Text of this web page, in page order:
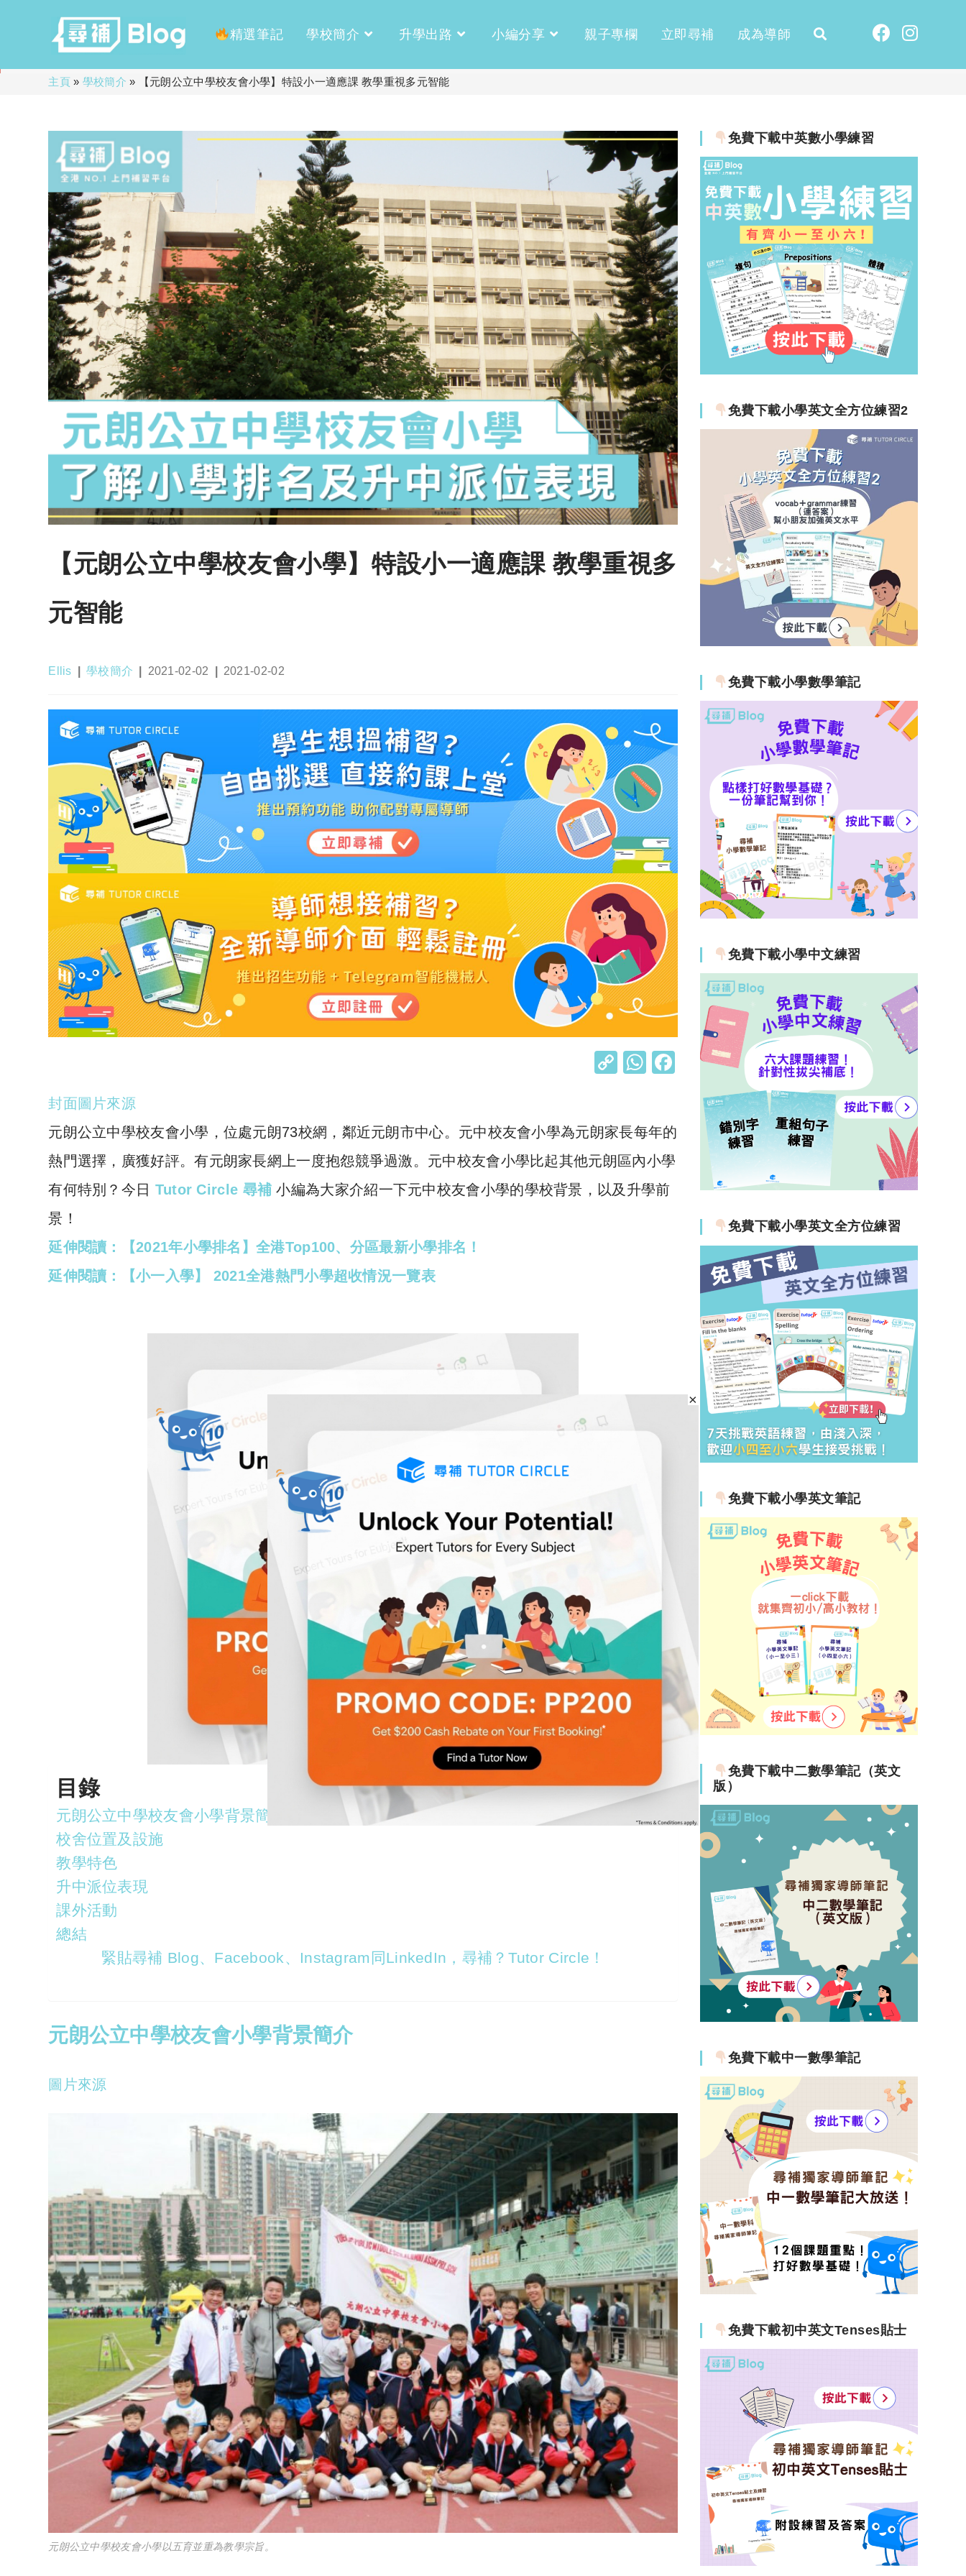
精選筆記 學校簡介 升學出路 小編分享 親子專欄 立即尋補 成為導師
主頁» 學校簡介 » 【元朗公立中學校友會小學】特設小一適應課 教學重視多元智能
【元朗公立中學校友會小學】特設小一適應課 教學重視多
元智能
Post
Ellis
Post
學校簡介
Post
2021-02-02
Post
2021-02-02
C
y
Li
n
k
W
s
A
p
p
封面圖片來源
元朗公立中學校友會小學，位處元朗73校網，鄰近元朗市中心。元中校友會小學為元朗家長每年的
熱門選擇，廣獲好評。有元朗家長網上一度抱怨競爭過激。元中校友會小學比起其他元朗區內小學
有何特別？今日 Tutor Circle 尋補 小編為大家介紹一下元中校友會小學的學校背景，以及升學前
景！
延伸閱讀：【2021年小學排名】全港Top100、分區最新小學排名！
延伸閱讀：【小一入學】 2021全港熱門小學超收情況一覽表
目錄
元朗公立中學校友會小學背景簡介
校舍位置及設施
教學特色
升中派位表現
課外活動
總結
緊貼尋補 Blog、Facebook、Instagram同LinkedIn，尋補？Tutor Circle！
元朗公立中學校友會小學背景簡介
圖片來源
元朗公立中學校友會小學以五育並重為教學宗旨。
免費下載中英數小學練習
免費下載小學英文全方位練習2
免費下載小學數學筆記
免費下載小學中文練習
免費下載小學英文全方位練習
免費下載小學英文筆記
免費下載中二數學筆記（英文
版）
免費下載中一數學筆記
免費下載初中英文Tenses貼士